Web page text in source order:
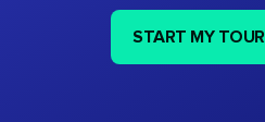
START MY TOUR